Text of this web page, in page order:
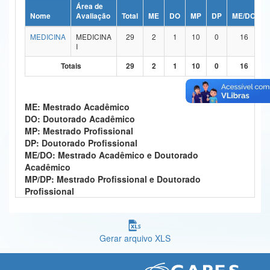
Ministério da Ciência, Tecnologia, Inovações e Comunicações
Ministério do Meio Ambiente
Ministério do Turismo
Controladoria-Geral da União
Ministério da Mulher, da Família e dos Direitos Humanos
Secretaria-Geral
Secretaria de Governo
Banco Central do Brasil
Nome
Área de
Avaliação
Total ME DO MP DP ME/DO
MEDICINA
MEDICINA
I
29 2 1 10 0 16
Totais 29 2 1 10 0 16
ME: Mestrado Acadêmico
DO: Doutorado Acadêmico
MP: Mestrado Profissional
DP: Doutorado Profissional
ME/DO: Mestrado Acadêmico e Doutorado
Acadêmico
MP/DP: Mestrado Profissional e Doutorado
Profissional
Gerar arquivo XLS